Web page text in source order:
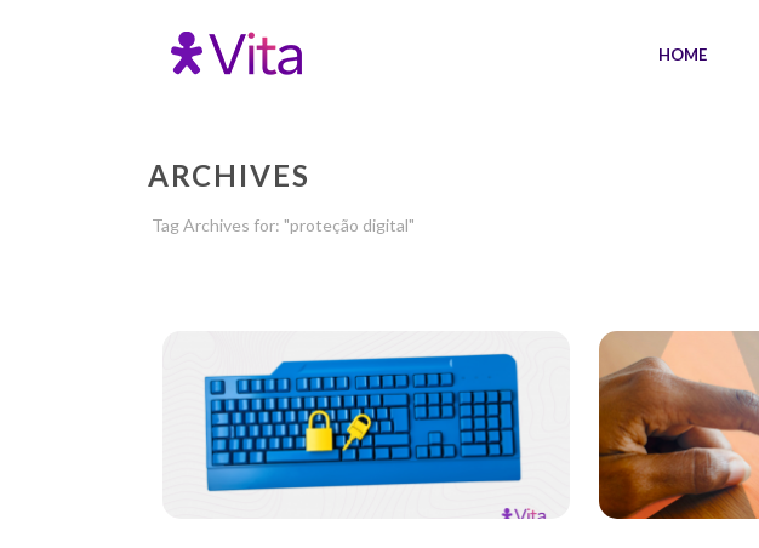
HOME
ARCHIVES
Tag Archives for: "proteção digital"